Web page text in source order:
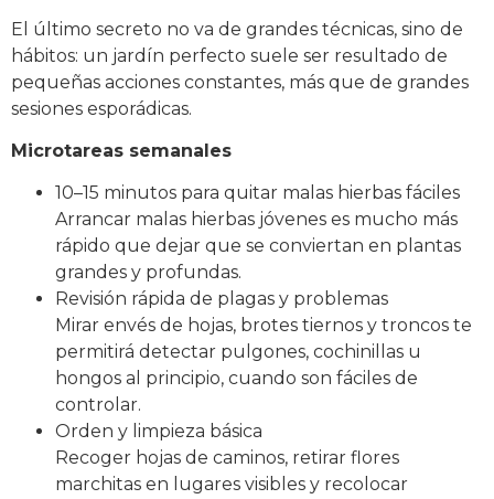
El último secreto no va de grandes técnicas, sino de
hábitos: un jardín perfecto suele ser resultado de
pequeñas acciones constantes, más que de grandes
sesiones esporádicas.
Microtareas semanales
10–15 minutos para quitar malas hierbas fáciles
Arrancar malas hierbas jóvenes es mucho más
rápido que dejar que se conviertan en plantas
grandes y profundas.
Revisión rápida de plagas y problemas
Mirar envés de hojas, brotes tiernos y troncos te
permitirá detectar pulgones, cochinillas u
hongos al principio, cuando son fáciles de
controlar.
Orden y limpieza básica
Recoger hojas de caminos, retirar flores
marchitas en lugares visibles y recolocar